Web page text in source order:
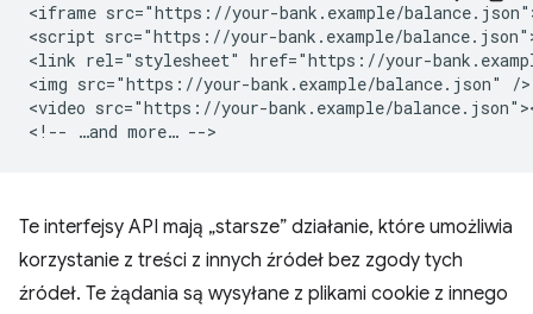
<iframe src="https://your-bank.example/
<script src="https://your-bank.example/
<link rel="stylesheet" href="https://your-
<img src="https://your-bank.example/balance.json" />
<video src="https://your-bank.example/
Te interfejsy API mają „starsze” działanie, które umożliwia
korzystanie z treści z innych źródeł bez zgody tych
źródeł. Te żądania są wysyłane z plikami cookie z innego